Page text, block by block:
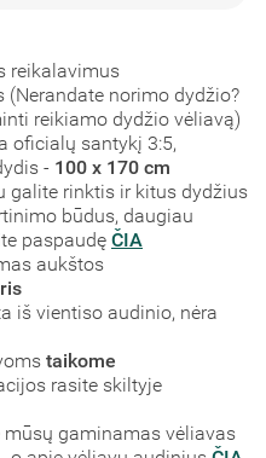
reikalavimus
norimo dydžio?
reikiamo dydžio vėliavą)
oficialų santykį 3:5,
- 100 x 170 cm
galite rinktis ir kitus dydžius
būdus, daugiau
paspaudę ČIA
aukštos
iš vientiso audinio, nėra
taikome
rasite skiltyje
gaminamas vėliavas